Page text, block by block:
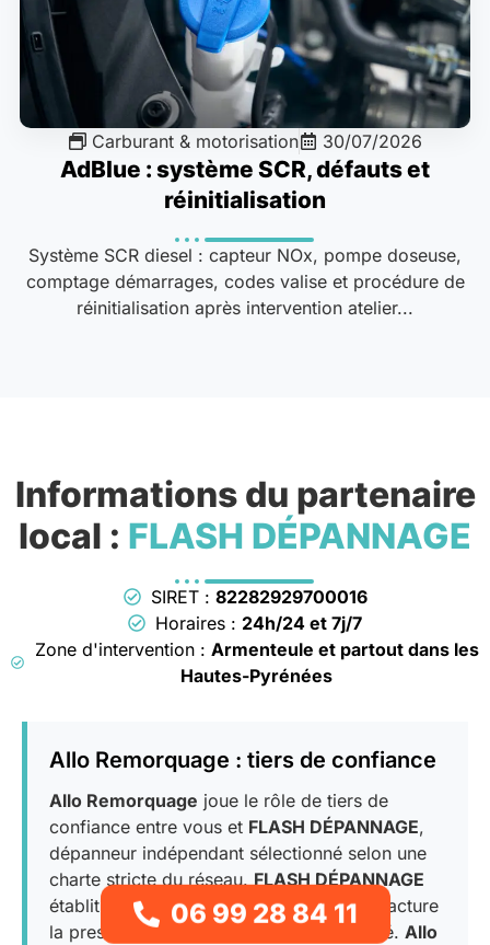
Carburant & motorisation 30/07/2026
AdBlue : système SCR, défauts et
réinitialisation
Système SCR diesel : capteur NOx, pompe doseuse,
comptage démarrages, codes valise et procédure de
réinitialisation après intervention atelier...
Informations du partenaire
local : FLASH DÉPANNAGE
SIRET : 82282929700016
Horaires : 24h/24 et 7j/7
Zone d'intervention : Armenteule et partout dans les
Hautes-Pyrénées
Allo Remorquage : tiers de confiance
Allo Remorquage joue le rôle de tiers de
confiance entre vous et FLASH DÉPANNAGE,
dépanneur indépendant sélectionné selon une
charte stricte du réseau.FLASH DÉPANNAGE
établit le devis, exécute l’intervention et facture
la prestation sous sa pleine responsabilité. Allo
06 99 28 84 11